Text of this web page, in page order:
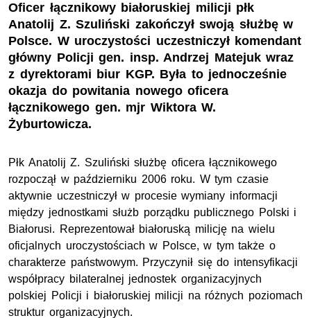
Oficer łącznikowy białoruskiej milicji płk
Anatolij Z. Szuliński zakończył swoją służbę w
Polsce. W uroczystości uczestniczył komendant
główny Policji gen. insp. Andrzej Matejuk wraz
z dyrektorami biur KGP. Była to jednocześnie
okazja do powitania nowego oficera
łącznikowego gen. mjr Wiktora W.
Żyburtowicza.
Płk Anatolij Z. Szuliński służbę oficera łącznikowego
rozpoczął w październiku 2006 roku. W tym czasie
aktywnie uczestniczył w procesie wymiany informacji
między jednostkami służb porządku publicznego Polski i
Białorusi. Reprezentował białoruską milicję na wielu
oficjalnych uroczystościach w Polsce, w tym także o
charakterze państwowym. Przyczynił się do intensyfikacji
współpracy bilateralnej jednostek organizacyjnych
polskiej Policji i białoruskiej milicji na różnych poziomach
struktur organizacyjnych.